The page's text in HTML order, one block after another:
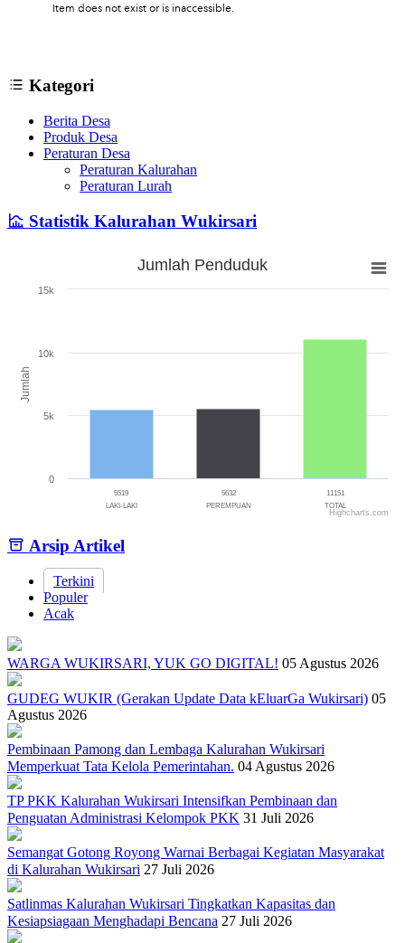
Kategori
Berita Desa
Produk Desa
Peraturan Desa
Peraturan Kalurahan
Peraturan Lurah
Statistik Kalurahan Wukirsari
The chart has 1 Y axis displaying Jumlah. Range: 0 to 15000.
Jumlah
Jumlah Penduduk
5519
LAKI-LAKI
5632
PEREMPUAN
11151
TOTAL
0
5k
10k
15k
Highcharts.com
Arsip Artikel
Terkini
Populer
Acak
WARGA WUKIRSARI, YUK GO DIGITAL! 05 Agustus 2026
GUDEG WUKIR (Gerakan Update Data kEluarGa Wukirsari) 05
Agustus 2026
Pembinaan Pamong dan Lembaga Kalurahan Wukirsari
Memperkuat Tata Kelola Pemerintahan. 04 Agustus 2026
TP PKK Kalurahan Wukirsari Intensifkan Pembinaan dan
Penguatan Administrasi Kelompok PKK 31 Juli 2026
Semangat Gotong Royong Warnai Berbagai Kegiatan Masyarakat
di Kalurahan Wukirsari 27 Juli 2026
Satlinmas Kalurahan Wukirsari Tingkatkan Kapasitas dan
Kesiapsiagaan Menghadapi Bencana 27 Juli 2026